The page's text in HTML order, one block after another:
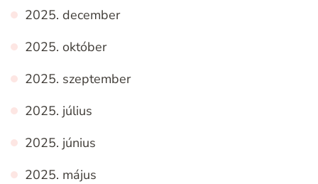
2025. december
2025. október
2025. szeptember
2025. július
2025. június
2025. május